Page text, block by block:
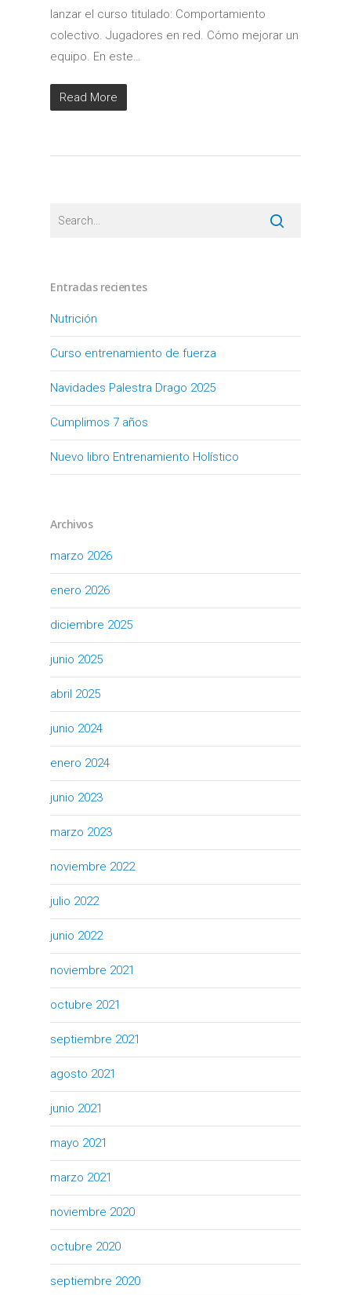
lanzar el curso titulado: Comportamiento
colectivo. Jugadores en red. Cómo mejorar un
equipo. En este…
Read More
Entradas recientes
Nutrición
Curso entrenamiento de fuerza
Navidades Palestra Drago 2025
Cumplimos 7 años
Nuevo libro Entrenamiento Holístico
Archivos
marzo 2026
enero 2026
diciembre 2025
junio 2025
abril 2025
junio 2024
enero 2024
junio 2023
marzo 2023
noviembre 2022
julio 2022
junio 2022
noviembre 2021
octubre 2021
septiembre 2021
agosto 2021
junio 2021
mayo 2021
marzo 2021
noviembre 2020
octubre 2020
septiembre 2020